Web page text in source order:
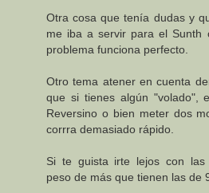
Otra cosa que tenía dudas y
me iba a servir para el Sunth
problema funciona perfecto.
Otro tema atener en cuenta
que si tienes algún "volado",
Reversino o bien meter dos
corrra demasiado rápido.
Si te guista irte lejos con las
peso de más que tienen las de